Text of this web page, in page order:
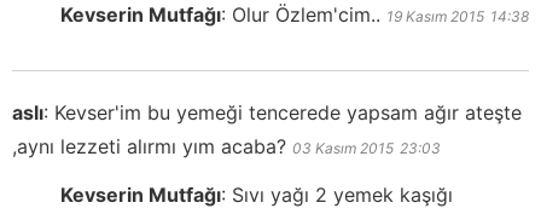
Kevserin Mutfağı: Olur Özlem'cim.. 19 Kasım 2015 14:38
aslı: Kevser'im bu yemeği tencerede yapsam ağır ateşte
,aynı lezzeti alırmı yım acaba? 03 Kasım 2015 23:03
Kevserin Mutfağı: Sıvı yağı 2 yemek kaşığı